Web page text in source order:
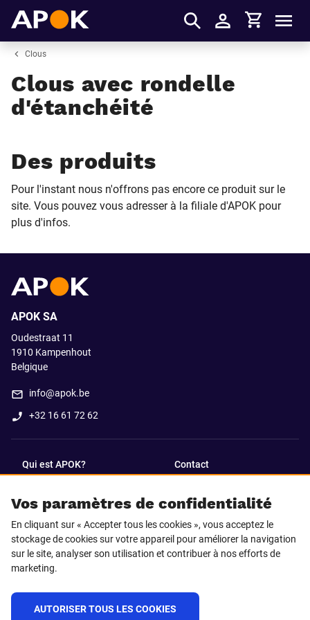
S'identifier
Panier
Clous
Clous avec rondelle
d'étanchéité
Des produits
Pour l'instant nous n'offrons pas encore ce produit sur le
site. Vous pouvez vous adresser à la filiale d'APOK pour
plus d'infos.
Vos paramètres de confidentialité
En cliquant sur « Accepter tous les cookies », vous acceptez le
stockage de cookies sur votre appareil pour améliorer la navigation
sur le site, analyser son utilisation et contribuer à nos efforts de
marketing.
AUTORISER TOUS LES COOKIES
APOK SA
Oudestraat 11
1910 Kampenhout
Belgique
info@apok.be
+32 16 61 72 62
Qui est APOK? Contact
SUIVEZ-NOUS SUR
Facebook LinkedIn